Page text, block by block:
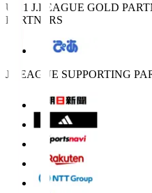
U-21 J.LEAGUE GOLD
PARTNERS
J.LEAGUE SUPPORTING